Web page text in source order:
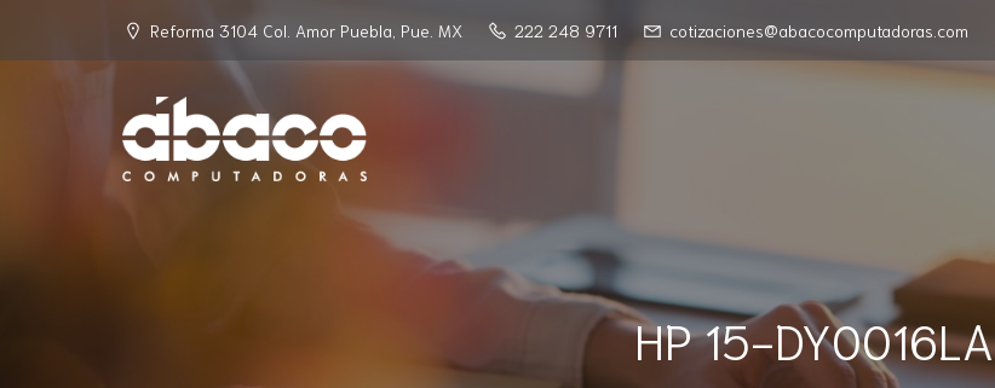
Reforma 3104 Col. Amor Puebla, Pue. MX 222 248 9711 cotizaciones@abacocomputadoras.com
HP 15-DY0016LA